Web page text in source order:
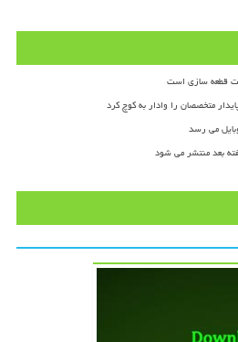
قطعه سازی است
متخصصان را وادار به کوچ کرد
می رسد
بعد منتشر می شود